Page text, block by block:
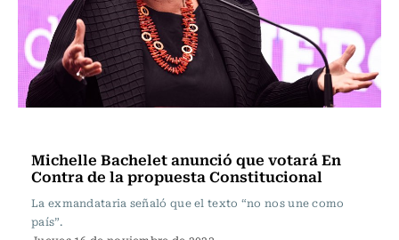
Michelle Bachelet anunció que votará En
Contra de la propuesta Constitucional
La exmandataria señaló que el texto “no nos une como
país”.